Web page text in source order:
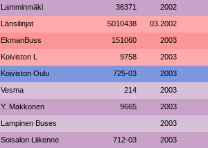
Lamminmäki 36371 2002
Länsilinjat S010438 03.2002
EkmanBuss 151060 2003
Koiviston L 9758 2003
Koiviston Oulu 725-03 2003
Vesma 214 2003
Y. Makkonen 9665 2003
Lampinen Buses 2003
Soisalon Liikenne 712-03 2003